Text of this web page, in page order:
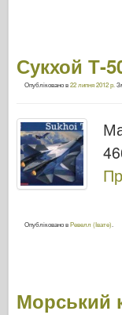
Сукхой Т-
Опубліковано в22 липня 2012 р.
Опубліковано вРевелл (Івате)
Морський